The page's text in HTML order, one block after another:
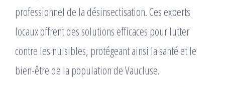
professionnel de la désinsectisation. Ces experts
locaux offrent des solutions efficaces pour lutter
contre les nuisibles, protégeant ainsi la santé et le
bien-être de la population de Vaucluse.